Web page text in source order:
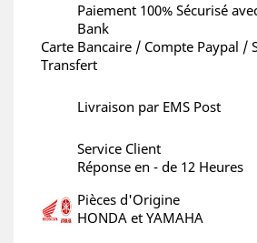
Paiement 100% Sécurisé
Bank
Carte Bancaire / Compte Paypal /
Transfert
Livraison par EMS Post
Service Client
Réponse en - de 12 Heures
Pièces d'Origine
HONDA et YAMAHA